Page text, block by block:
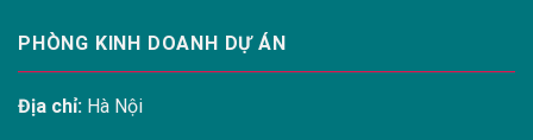
PHÒNG KINH DOANH DỰ ÁN
Địa chỉ: Hà Nội